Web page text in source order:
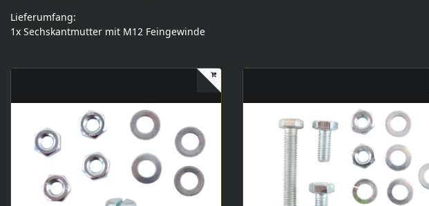
Lieferumfang:
1x Sechskantmutter mit M12 Feingewinde